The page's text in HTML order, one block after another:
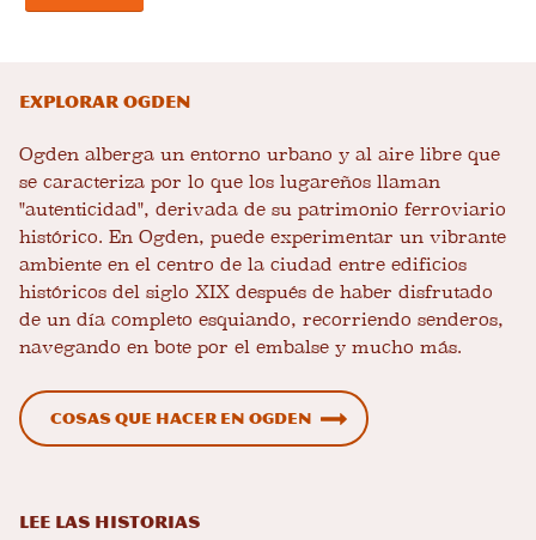
Explorar Ogden
Ogden alberga un entorno urbano y al aire libre que
se caracteriza por lo que los lugareños llaman
"autenticidad", derivada de su patrimonio ferroviario
histórico. En Ogden, puede experimentar un vibrante
ambiente en el centro de la ciudad entre edificios
históricos del siglo XIX después de haber disfrutado
de un día completo esquiando, recorriendo senderos,
navegando en bote por el embalse y mucho más.
Cosas que hacer en Ogden
LEE LAS HISTORIAS